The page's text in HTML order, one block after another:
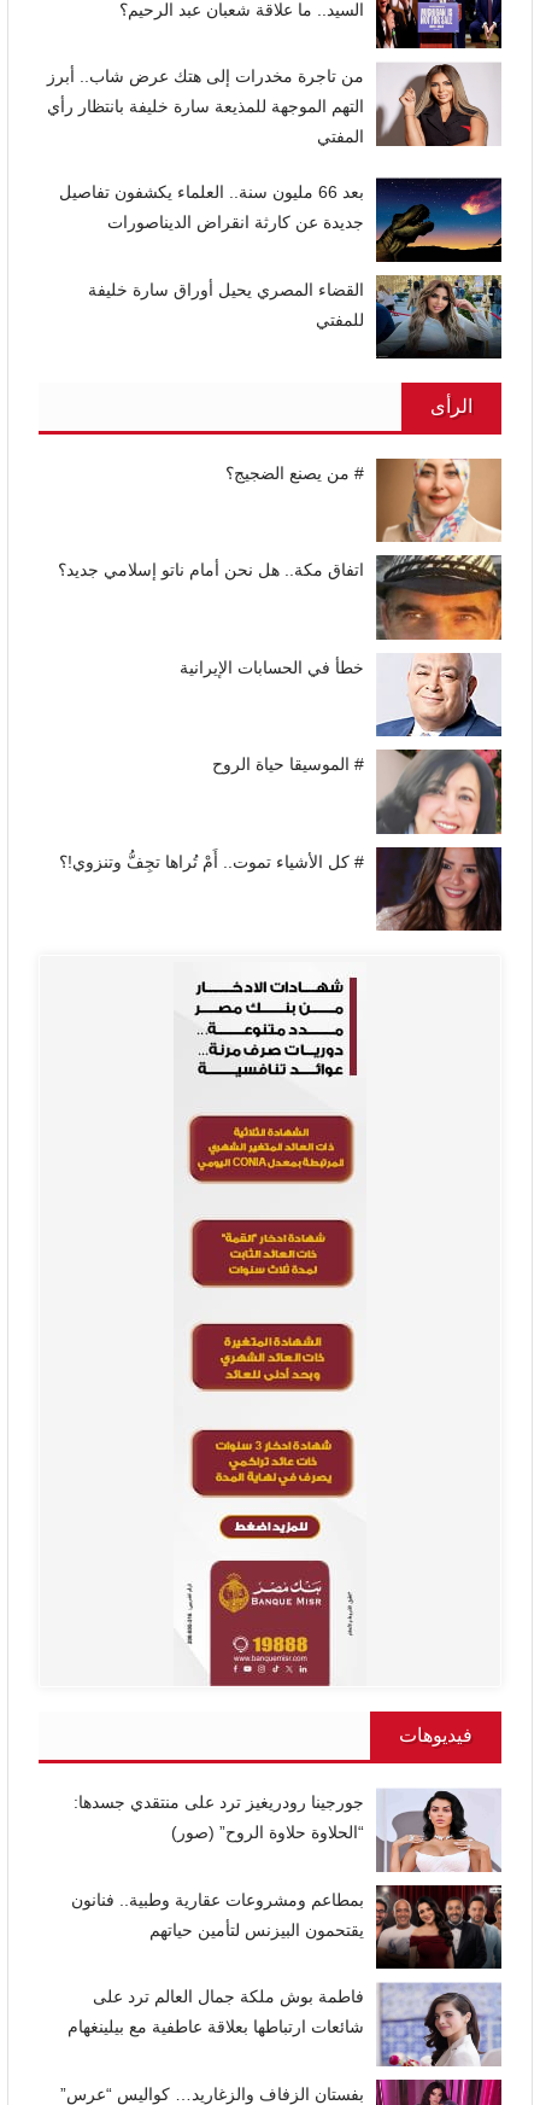
السيد.. ما علاقة شعبان عبد الرحيم؟
من تاجرة مخدرات إلى هتك عرض شاب.. أبرز
التهم الموجهة للمذيعة سارة خليفة بانتظار رأي
المفتي
بعد 66 مليون سنة.. العلماء يكشفون تفاصيل
جديدة عن كارثة انقراض الديناصورات
القضاء المصري يحيل أوراق سارة خليفة
للمفتي
الرأى
# من يصنع الضجيج؟
اتفاق مكة.. هل نحن أمام ناتو إسلامي جديد؟
خطأ في الحسابات الإيرانية
# الموسيقا حياة الروح
# كل الأشياء تموت.. أَمْ تُراها تجِفُّ وتنزوي!؟
فيديوهات
جورجينا رودريغيز ترد على منتقدي جسدها:
“الحلاوة حلاوة الروح” (صور)
بمطاعم ومشروعات عقارية وطبية.. فنانون
يقتحمون البيزنس لتأمين حياتهم
فاطمة بوش ملكة جمال العالم ترد على
شائعات ارتباطها بعلاقة عاطفية مع بيلينغهام
بفستان الزفاف والزغاريد… كواليس “عرس”